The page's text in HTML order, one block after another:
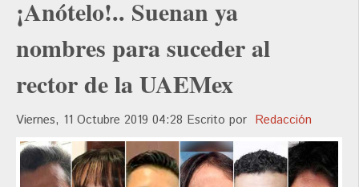
¡Anótelo!.. Suenan ya
nombres para suceder al
rector de la UAEMex
Viernes, 11 Octubre 2019 04:28 Escrito por Redacción